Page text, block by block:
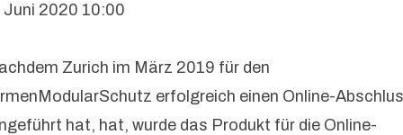
Juni 2020 10:00
Zurich im März 2019 für den
erfolgreich einen Online-
hat, hat, wurde das Produkt für die Online-